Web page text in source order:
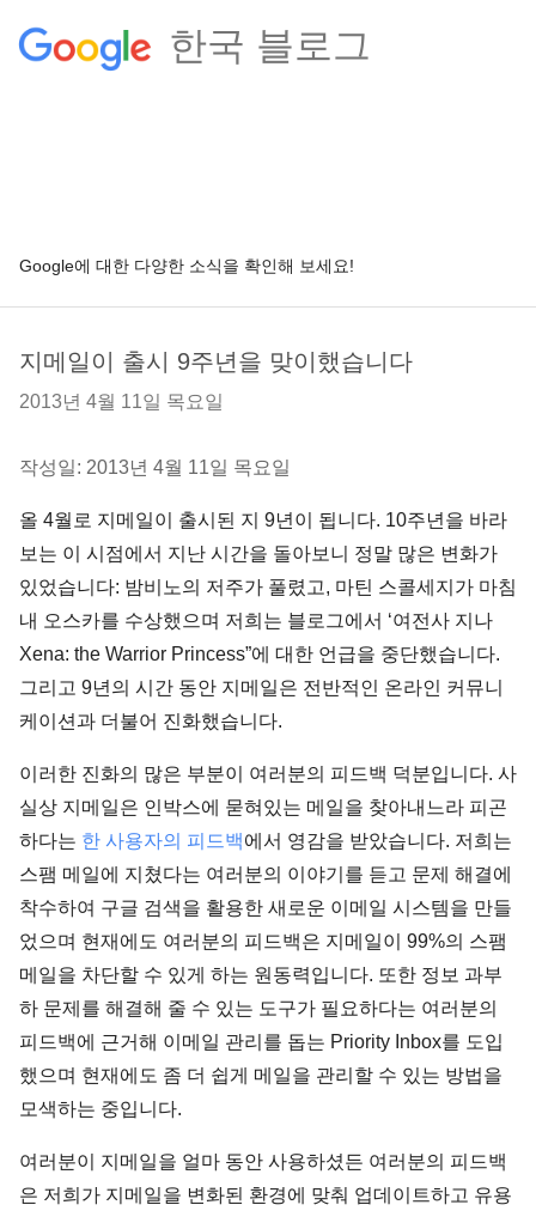
한국 블로그
Google에 대한 다양한 소식을 확인해 보세요!
지메일이 출시 9주년을 맞이했습니다
2013년 4월 11일 목요일
작성일: 2013년 4월 11일 목요일
올 4월로 지메일이 출시된 지 9년이 됩니다. 10주년을 바라
보는 이 시점에서 지난 시간을 돌아보니 정말 많은 변화가
있었습니다: 밤비노의 저주가 풀렸고, 마틴 스콜세지가 마침
내 오스카를 수상했으며 저희는 블로그에서 ‘여전사 지나
Xena: the Warrior Princess”에 대한 언급을 중단했습니다.
그리고 9년의 시간 동안 지메일은 전반적인 온라인 커뮤니
케이션과 더불어 진화했습니다.
이러한 진화의 많은 부분이 여러분의 피드백 덕분입니다. 사
실상 지메일은 인박스에 묻혀있는 메일을 찾아내느라 피곤
하다는 한 사용자의 피드백에서 영감을 받았습니다. 저희는
스팸 메일에 지쳤다는 여러분의 이야기를 듣고 문제 해결에
착수하여 구글 검색을 활용한 새로운 이메일 시스템을 만들
었으며 현재에도 여러분의 피드백은 지메일이 99%의 스팸
메일을 차단할 수 있게 하는 원동력입니다. 또한 정보 과부
하 문제를 해결해 줄 수 있는 도구가 필요하다는 여러분의
피드백에 근거해 이메일 관리를 돕는 Priority Inbox를 도입
했으며 현재에도 좀 더 쉽게 메일을 관리할 수 있는 방법을
모색하는 중입니다.
여러분이 지메일을 얼마 동안 사용하셨든 여러분의 피드백
은 저희가 지메일을 변화된 환경에 맞춰 업데이트하고 유용